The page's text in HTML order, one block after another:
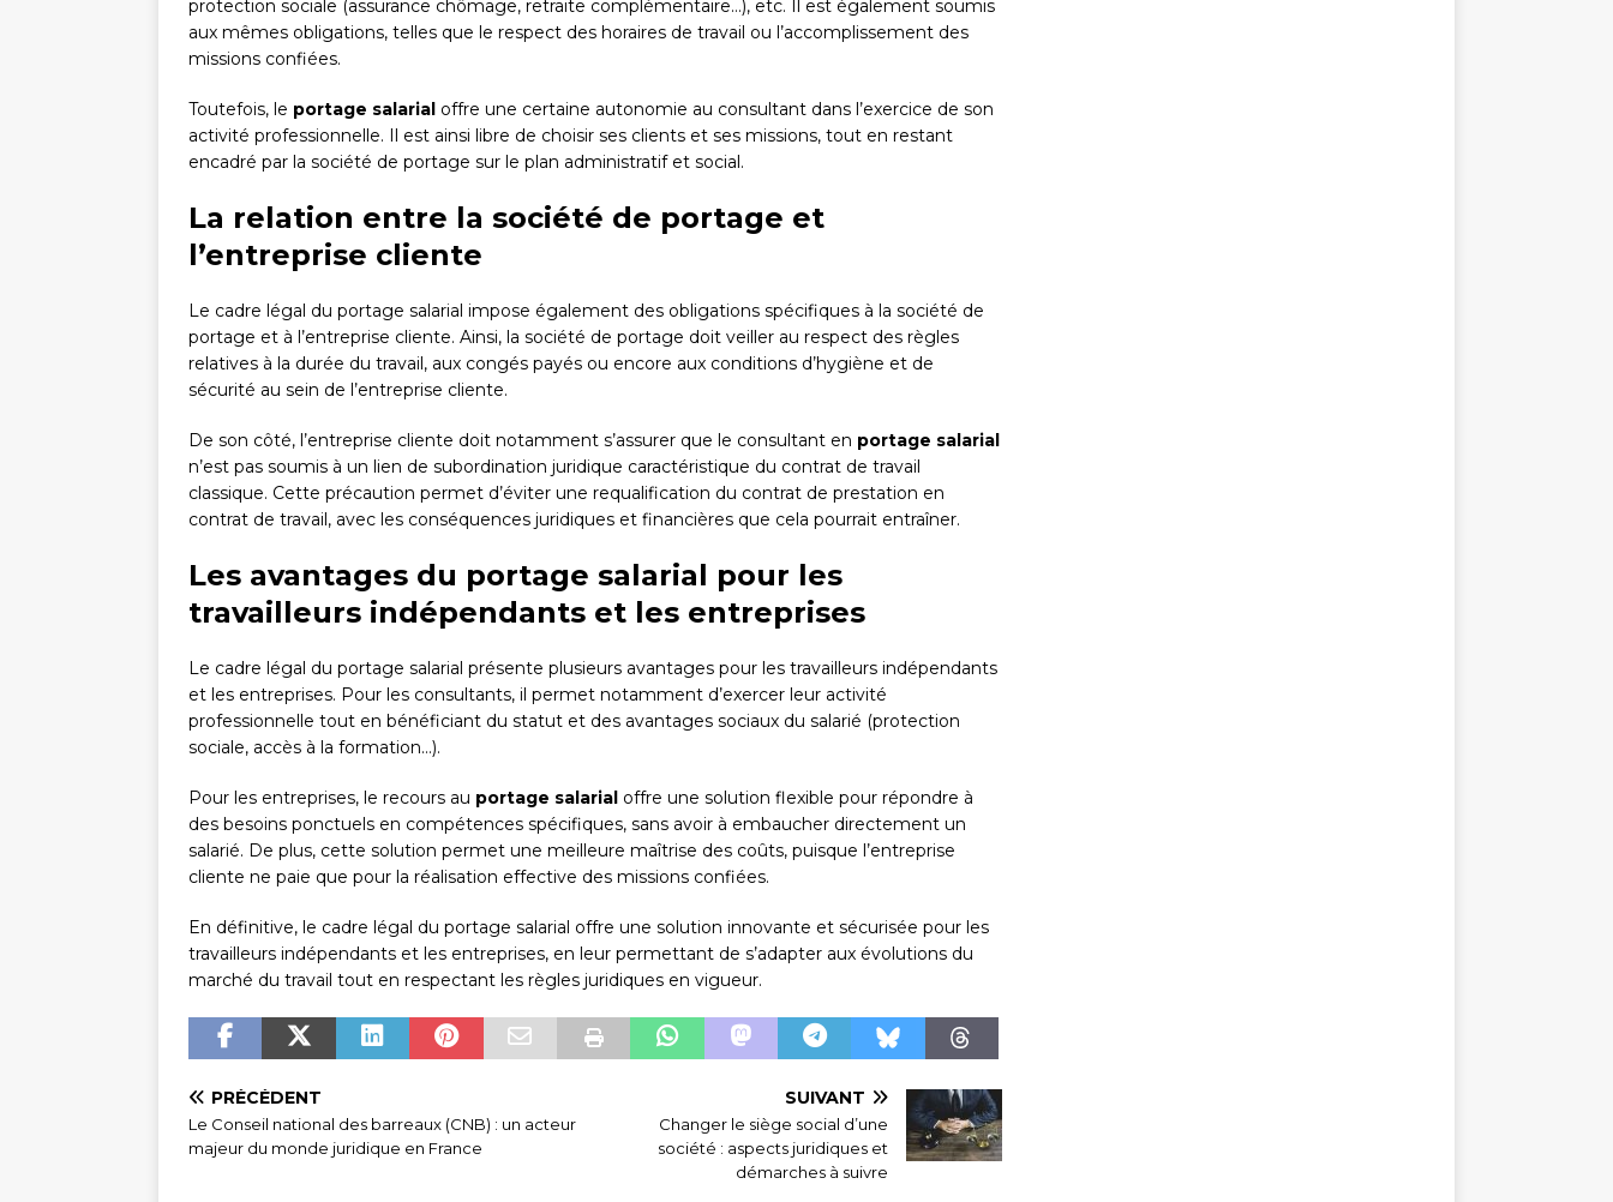
protection sociale (assurance chômage, retraite complémentaire…), etc. Il est également soumis
aux mêmes obligations, telles que le respect des horaires de travail ou l’accomplissement des
missions confiées.
Toutefois, le portage salarial offre une certaine autonomie au consultant dans l’exercice de son
activité professionnelle. Il est ainsi libre de choisir ses clients et ses missions, tout en restant
encadré par la société de portage sur le plan administratif et social.
La relation entre la société de portage et
l’entreprise cliente
Le cadre légal du portage salarial impose également des obligations spécifiques à la société de
portage et à l’entreprise cliente. Ainsi, la société de portage doit veiller au respect des règles
relatives à la durée du travail, aux congés payés ou encore aux conditions d’hygiène et de
sécurité au sein de l’entreprise cliente.
De son côté, l’entreprise cliente doit notamment s’assurer que le consultant en portage salarial
n’est pas soumis à un lien de subordination juridique caractéristique du contrat de travail
classique. Cette précaution permet d’éviter une requalification du contrat de prestation en
contrat de travail, avec les conséquences juridiques et financières que cela pourrait entraîner.
Les avantages du portage salarial pour les
travailleurs indépendants et les entreprises
Le cadre légal du portage salarial présente plusieurs avantages pour les travailleurs indépendants
et les entreprises. Pour les consultants, il permet notamment d’exercer leur activité
professionnelle tout en bénéficiant du statut et des avantages sociaux du salarié (protection
sociale, accès à la formation…).
Pour les entreprises, le recours au portage salarial offre une solution flexible pour répondre à
des besoins ponctuels en compétences spécifiques, sans avoir à embaucher directement un
salarié. De plus, cette solution permet une meilleure maîtrise des coûts, puisque l’entreprise
cliente ne paie que pour la réalisation effective des missions confiées.
En définitive, le cadre légal du portage salarial offre une solution innovante et sécurisée pour les
travailleurs indépendants et les entreprises, en leur permettant de s’adapter aux évolutions du
marché du travail tout en respectant les règles juridiques en vigueur.
PRÉCÉDENT
Le Conseil national des barreaux (CNB) : un acteur
majeur du monde juridique en France
SUIVANT
Changer le siège social d’une
société : aspects juridiques et
démarches à suivre